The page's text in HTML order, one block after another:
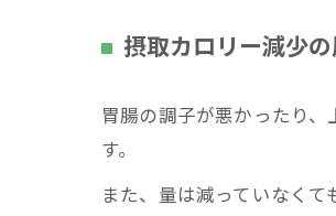
摂取カロリー減少
胃腸の調子が悪かったり
す。
また、量は減っていなく